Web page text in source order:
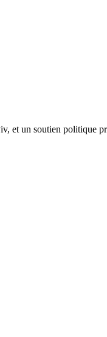
et un soutien politique